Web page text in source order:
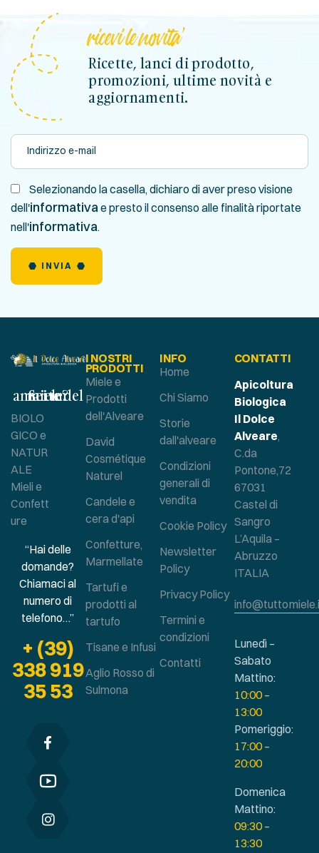
ricevi le novita'
Ricette, lanci di prodotto,
promozioni, ultime novità e
aggiornamenti.
Selezionando la casella, dichiaro di aver preso visione
dell'informativae presto il consenso alle finalità riportate
nell'informativa.
INVIA
I NOSTRI
PRODOTTI
Miele e
Prodotti
dell'Alveare
David
Cosmétique
Naturel
Candele e
cera d'api
Confetture,
Marmellate
Tartufi e
prodotti al
tartufo
Tisane e Infusi
Aglio Rosso di
Sulmona
INFO
Home
Chi Siamo
Storie
dall'alveare
Condizioni
generali di
vendita
Cookie Policy
Newsletter
Policy
Privacy Policy
Termini e
condizioni
Contatti
Sei un amante del miele?
BIOLO
GICO e
NATUR
ALE
Mieli e
Confett
ure
“Hai delle
domande?
Chiamaci al
numero di
telefono…”
+ (39)
338 919
35 53
CONTATTI
Apicoltura
Biologica
Il Dolce
Alveare,
C.da
Pontone,72
67031
Castel di
Sangro
L’Aquila –
Abruzzo
ITALIA
Lunedì –
Sabato
Mattino:
10:00 –
13:00
Pomeriggio:
17:00 –
20:00
Domenica
Mattino:
09:30 –
13:30